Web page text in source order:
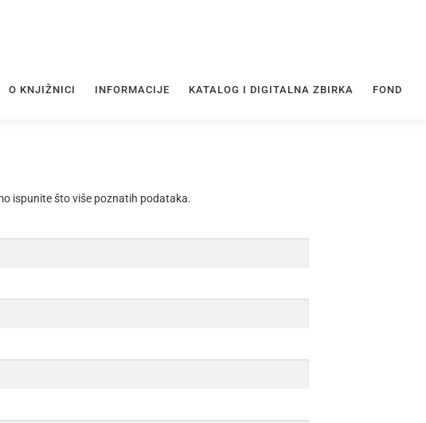
O KNJIŽNICI INFORMACIJE KATALOG I DIGITALNA ZBIRKA FOND
ispunite što više poznatih podataka.